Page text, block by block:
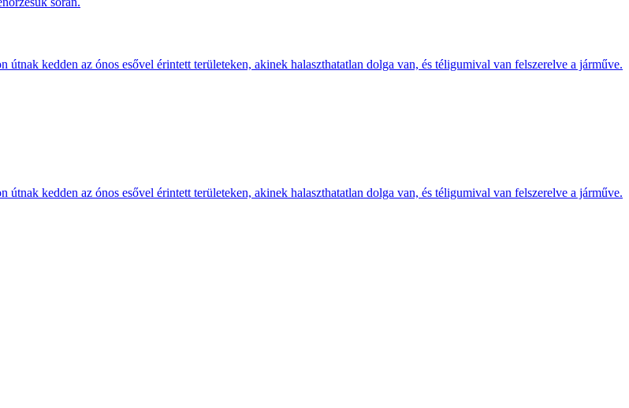
kedden az ónos esővel érintett területeken, akinek halaszthatatlan dolga van, és téligumival van felszerelve a járműve.
kedden az ónos esővel érintett területeken, akinek halaszthatatlan dolga van, és téligumival van felszerelve a járműve.